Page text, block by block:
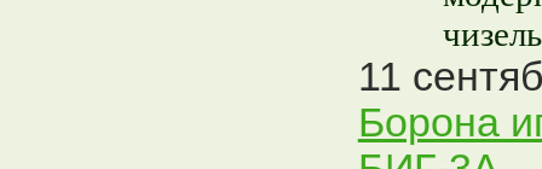
11
Борона